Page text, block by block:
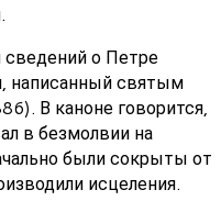
о Петре
написанный святым
В каноне говорится,
в безмолвии на
были сокрыты от
исцеления.